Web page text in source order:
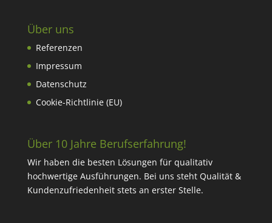
Über uns
Referenzen
Impressum
Datenschutz
Cookie-Richtlinie (EU)
Über 10 Jahre Berufserfahrung!
Wir haben die besten Lösungen für qualitativ
hochwertige Ausführungen. Bei uns steht Qualität &
Kundenzufriedenheit stets an erster Stelle.